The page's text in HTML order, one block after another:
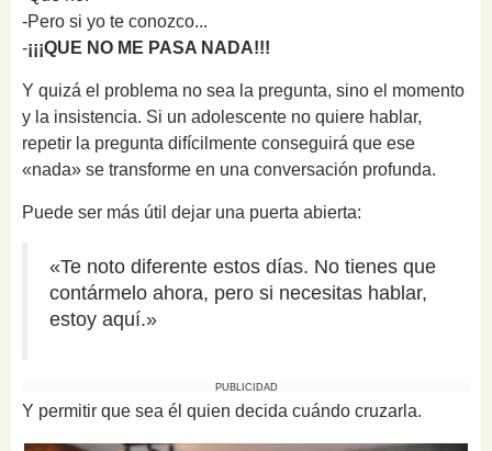
-Pero si yo te conozco...
-¡¡¡QUE NO ME PASA NADA!!!
Y quizá el problema no sea la pregunta, sino el momento
y la insistencia. Si un adolescente no quiere hablar,
repetir la pregunta difícilmente conseguirá que ese
«nada» se transforme en una conversación profunda.
Puede ser más útil dejar una puerta abierta:
«Te noto diferente estos días. No tienes que
contármelo ahora, pero si necesitas hablar,
estoy aquí.»
PUBLICIDAD
Y permitir que sea él quien decida cuándo cruzarla.